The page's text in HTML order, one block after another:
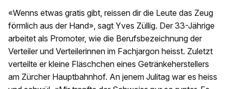
«Wenns etwas gratis gibt, reissen dir die Leute das Zeug
förmlich aus der Hand», sagt Yves Züllig. Der 33-Jährige
arbeitet als Promoter, wie die Berufsbezeichnung der
Verteiler und Verteilerinnen im Fachjargon heisst. Zuletzt
verteilte er kleine Fläschchen eines Getränkeherstellers
am Zürcher Hauptbahnhof. An jenem Julitag war es heiss